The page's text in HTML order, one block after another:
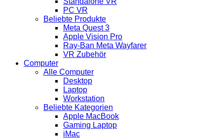
PC VR
Beliebte Produkte
Meta Quest 3
Apple Vision Pro
Ray-Ban Meta Wayfarer
VR Zubehör
Computer
Alle Computer
Desktop
Laptop
Workstation
Beliebte Kategorien
Apple MacBook
Gaming Laptop
iMac